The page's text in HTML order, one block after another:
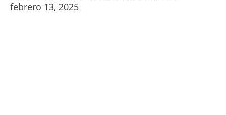
febrero 13, 2025